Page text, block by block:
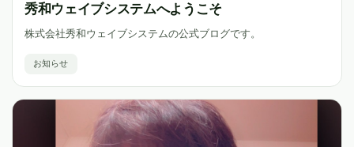
秀和ウェイブシステムへようこそ
株式会社秀和ウェイブシステムの公式ブログです。
お知らせ